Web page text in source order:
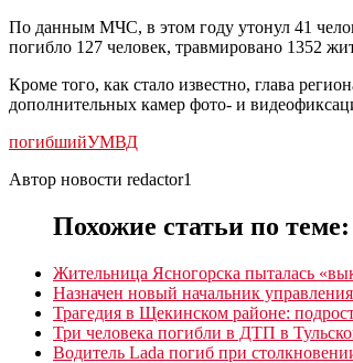
По данным МЧС, в этом году утонул 41
погибло 127 человек, травмировано 1352
Кроме того, как стало известно, глава
дополнительных камер фото- и
погибшийУМВД
Автор новости redactor1
Похожие статьи по теме:
Жительница Ясногорска пыталась
Назначен новый начальник
Трагедия в Щекинском районе:
Три человека погибли в ДТП в
Водитель Lada погиб при